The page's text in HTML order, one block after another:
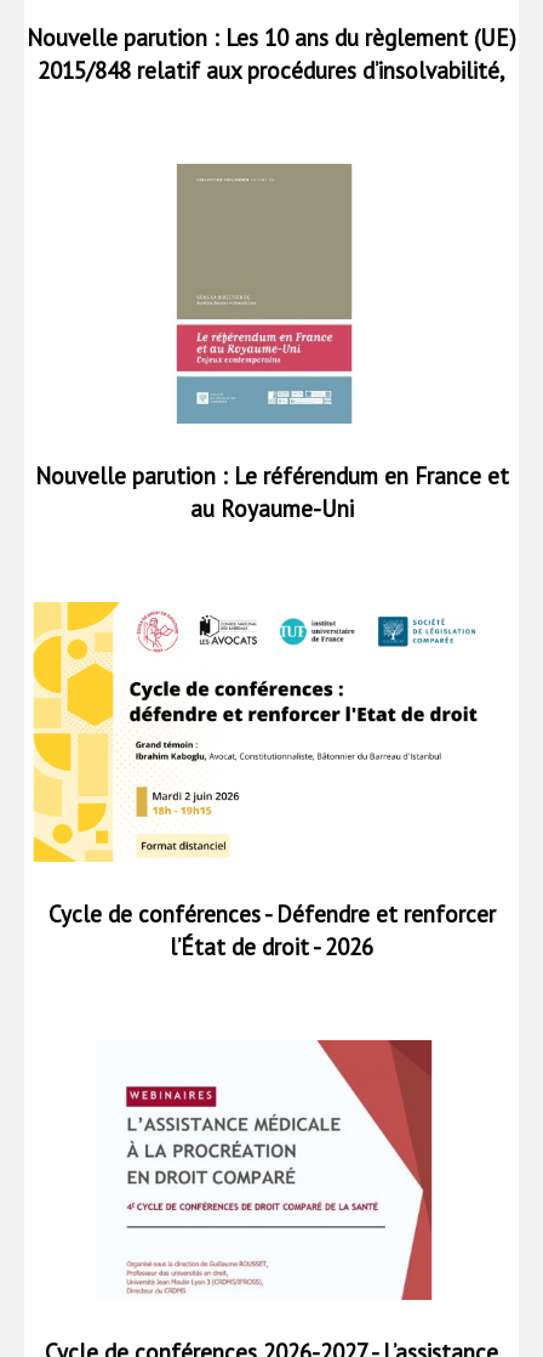
Nouvelle parution : Les 10 ans du règlement (UE)
2015/848 relatif aux procédures d’insolvabilité,
Nouvelle parution : Le référendum en France et
au Royaume-Uni
Cycle de conférences - Défendre et renforcer
l’État de droit - 2026